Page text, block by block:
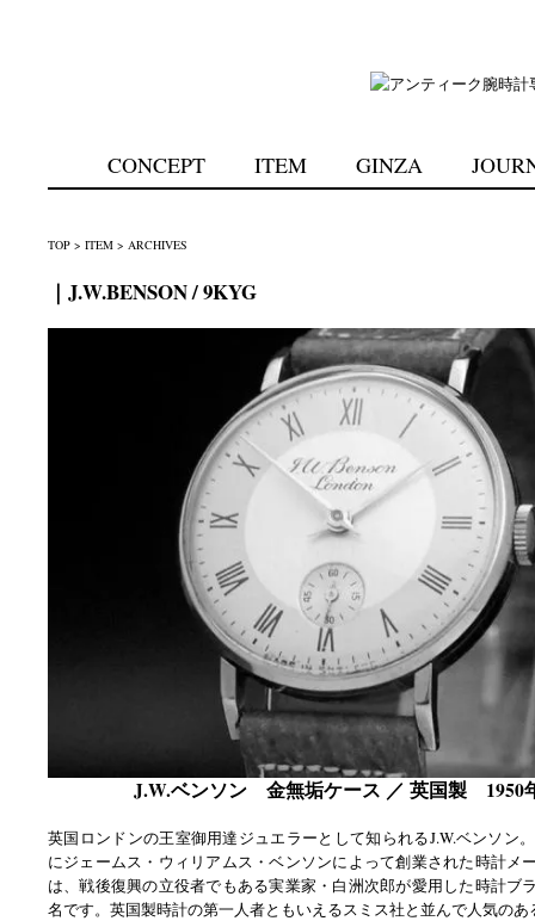
CONCEPT ITEM GINZA
TOP > ITEM > ARCHIVES
｜J.W.BENSON / 9KYG
J.W.ベンソン 金無垢ケース ／ 英国製 1950
英国ロンドンの王室御用達ジュエラーとして知られるJ.W.ベンソン
にジェームス・ウィリアムス・ベンソンによって創業された時計メ
は、戦後復興の立役者でもある実業家・白洲次郎が愛用した時計ブ
名です。英国製時計の第一人者ともいえるスミス社と並んで人気のあ